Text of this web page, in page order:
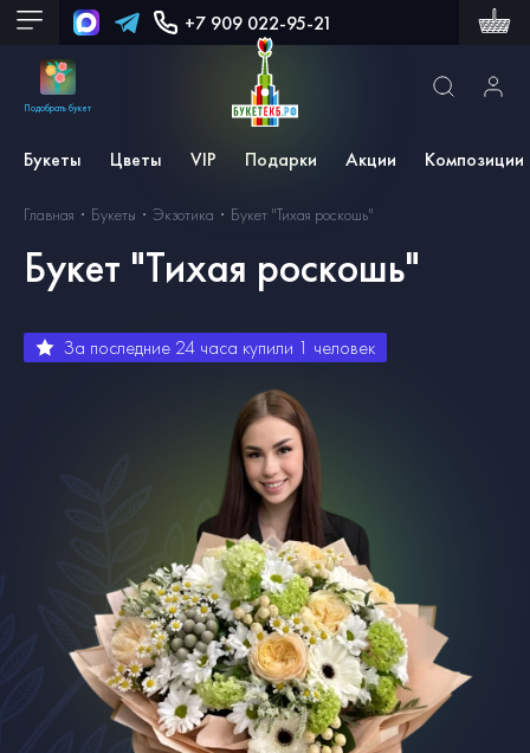
+7 909 022-95-21
Подобрать букет
Букеты Цветы VIP Подарки Акции Композиции
Главная Букеты Экзотика Букет "Тихая роскошь"
Букет "Тихая роскошь"
За последние 24 часа купили 1 человек